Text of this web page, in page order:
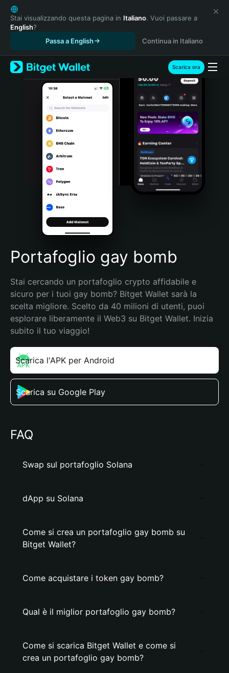
English
日本語
Tiếng Việt
Español (Latinoamérica)
Türkçe
Italiano
Português (Portugal)
Bahasa Indonesia
Português (Brasil)
Español (Argentina)
Stai visualizzando questa pagina in Italiano. Vuoi passare a
English?
Passa a English
Continua in Italiano
Scarica ora
Portafoglio gay bomb
Stai cercando un portafoglio crypto affidabile e
sicuro per i tuoi gay bomb? Bitget Wallet sarà la
scelta migliore. Scelto da 40 milioni di utenti, puoi
esplorare liberamente il Web3 su Bitget Wallet. Inizia
subito il tuo viaggio!
Scarica l'APK per Android
Scarica su Google Play
FAQ
Swap sul portafoglio Solana
dApp su Solana
Come si crea un portafoglio gay bomb su
Bitget Wallet?
Come acquistare i token gay bomb?
Qual è il miglior portafoglio gay bomb?
Come si scarica Bitget Wallet e come si
crea un portafoglio gay bomb?